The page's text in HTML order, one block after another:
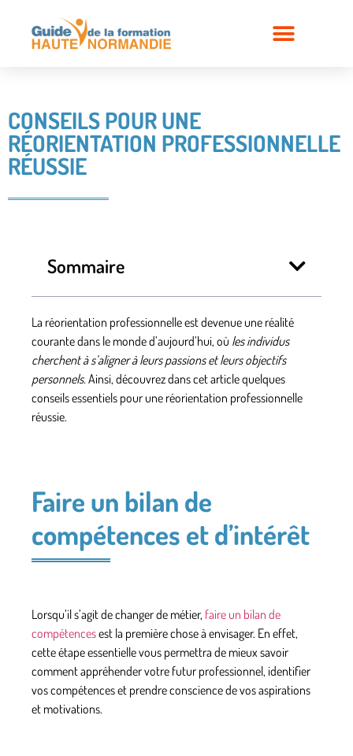
CONSEILS POUR UNE
RÉORIENTATION PROFESSIONNELLE
RÉUSSIE
Sommaire
La réorientation professionnelleest devenue une réalité
courante dans le monde d’aujourd’hui, où les individus
cherchent à s’aligner à leurs passions et leurs objectifs
personnels.Ainsi, découvrez dans cet article quelques
conseils essentiels pour une réorientation professionnelle
réussie.
Faire un bilan de
compétences et d’intérêt
Lorsqu’il s’agit de changer de métier, faire un bilan de
compétencesest la première chose à envisager. En effet,
cette étape essentielle vous permettra de mieux savoir
comment appréhender votre futur professionnel, identifier
vos compétences et prendre conscience de vos aspirations
et motivations.